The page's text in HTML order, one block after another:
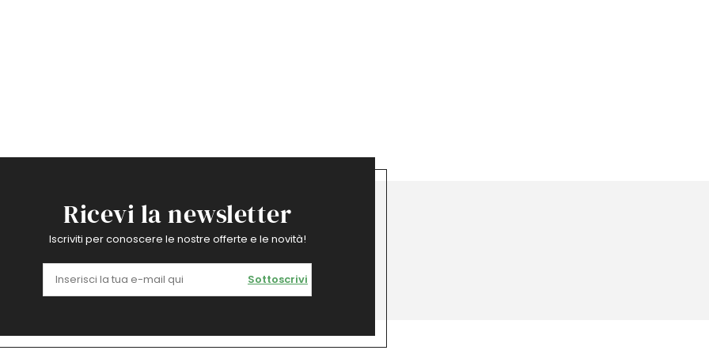
Ricevi la newsletter
Iscriviti per conoscere le nostre offerte e le novità!
Sottoscrivi